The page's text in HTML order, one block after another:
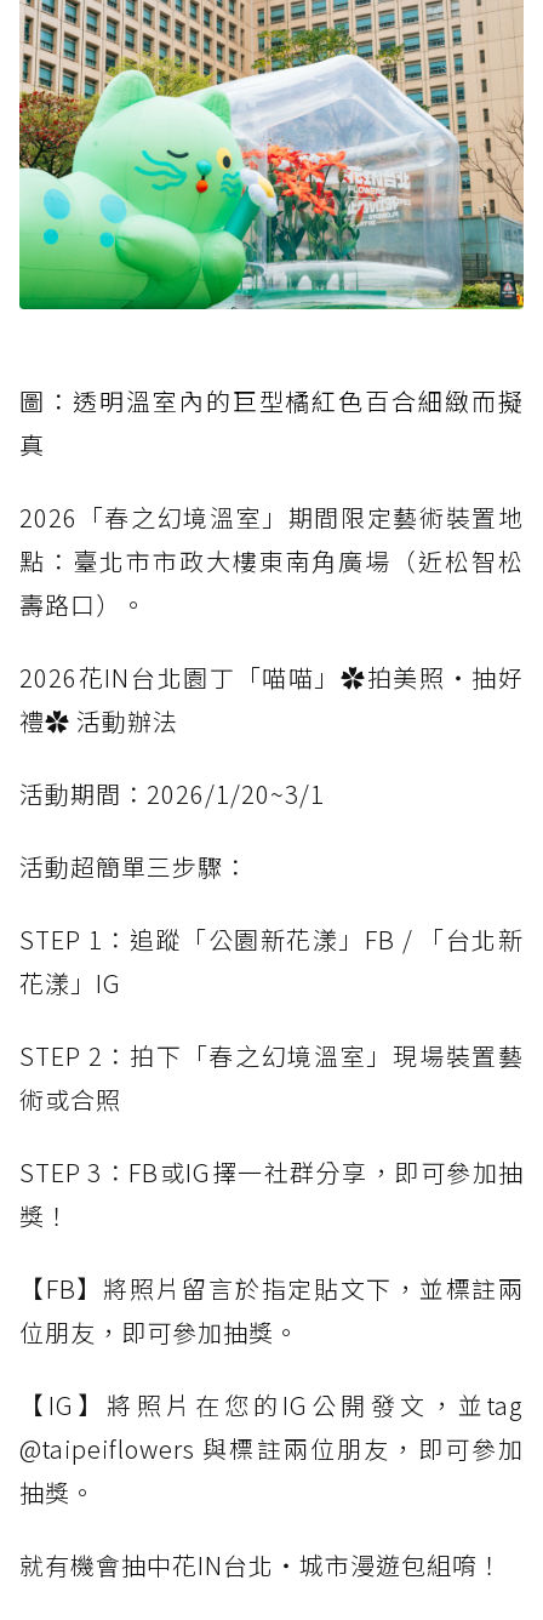
圖：透明溫室內的巨型橘紅色百合細緻而擬
真
2026「春之幻境溫室」期間限定藝術裝置地
點：臺北市市政大樓東南角廣場（近松智松
壽路口）。
2026花IN台北園丁「喵喵」✿拍美照・抽好
禮✿ 活動辦法
活動期間：2026/1/20~3/1
活動超簡單三步驟：
STEP 1：追蹤「公園新花漾」FB / 「台北新
花漾」IG
STEP 2：拍下「春之幻境溫室」現場裝置藝
術或合照
STEP 3：FB或IG擇一社群分享，即可參加抽
獎！
【FB】將照片留言於指定貼文下，並標註兩
位朋友，即可參加抽獎。
【IG】將照片在您的IG公開發文，並tag
@taipeiflowers 與標註兩位朋友，即可參加
抽獎。
就有機會抽中花IN台北・城市漫遊包組唷！